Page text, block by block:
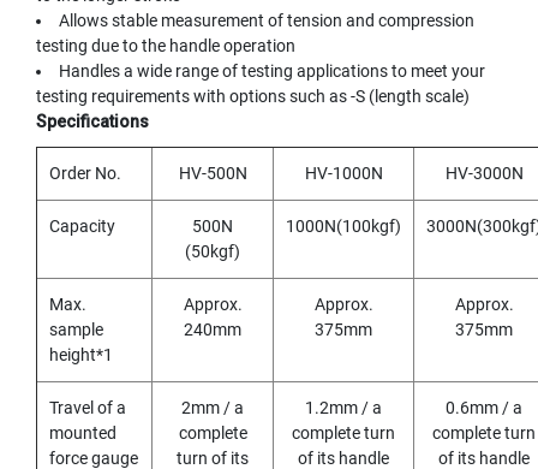
Y
A
M
A
W
A
S
P
I
F
L
U
T
E
D
T
Allows stable measurement of tension and compression
testing due to the handle operation
Handles a wide range of testing applications to meet your
testing requirements with options such as -S (length scale)
Specifications
Order No. HV-500N HV-1000N HV-3000N
Capacity
500N
(50kgf)
1000N(100kgf)
Max.
sample
height*1
Approx.
240mm
Approx.
375mm
Approx.
375mm
Travel of a
mounted
force gauge
2mm / a
complete
turn of its
1.2mm / a
complete turn
of its handle
0.6mm / a
complete turn
of its handle